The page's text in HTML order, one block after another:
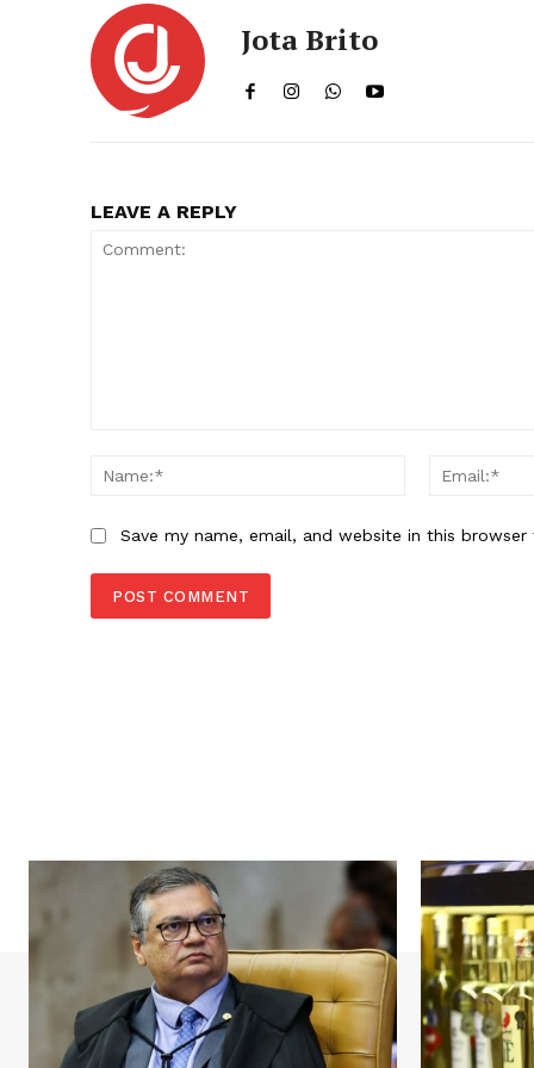
Jota Brito
LEAVE A REPLY
Name:*
Save my name, email, and website in this